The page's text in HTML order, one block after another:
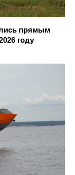
прямым
году